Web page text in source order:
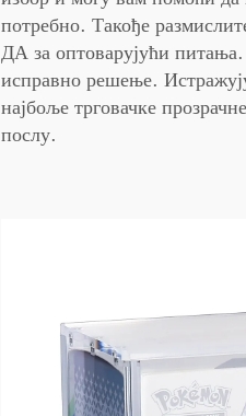
потребно. Такође
ДА за оптоварујући
исправно решење.
најбоље трговачке
послу.